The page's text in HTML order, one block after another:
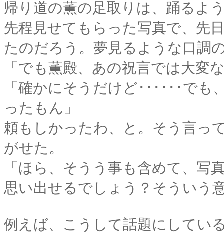
帰り道の薫の足取りは、踊るよ
先程見せてもらった写真で、先
たのだろう。夢見るような口調
「でも薫殿、あの祝言では大変
「確かにそうだけど･･････で
ったもん」
頼もしかったわ、と。そう言っ
がせた。
「ほら、そうう事も含めて、
思い出せるでしょう？そういう
例えば、こうして話題にしてい